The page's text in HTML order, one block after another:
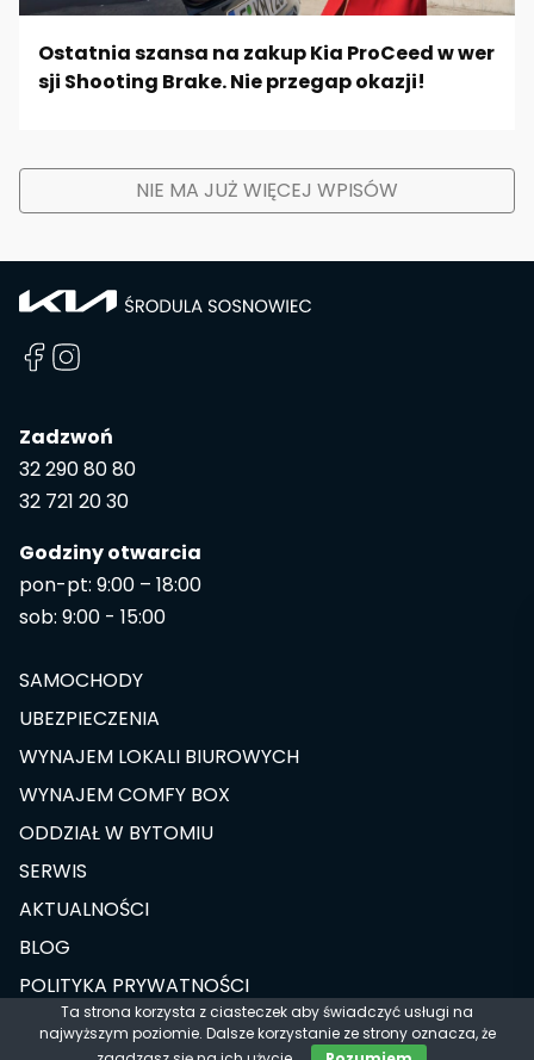
Ostatnia szansa na zakup Kia ProCeed w wer
sji Shooting Brake. Nie przegap okazji!
NIE MA JUŻ WIĘCEJ WPISÓW
Zadzwoń
32 290 80 80
32 721 20 30
Godziny otwarcia
pon-pt: 9:00 – 18:00
sob: 9:00 - 15:00
SAMOCHODY
UBEZPIECZENIA
WYNAJEM LOKALI BIUROWYCH
WYNAJEM COMFY BOX
ODDZIAŁ W BYTOMIU
SERWIS
AKTUALNOŚCI
BLOG
POLITYKA PRYWATNOŚCI
Designed & Developed by
Ta strona korzysta z ciasteczek aby świadczyć usługi na
najwyższym poziomie. Dalsze korzystanie ze strony oznacza, że